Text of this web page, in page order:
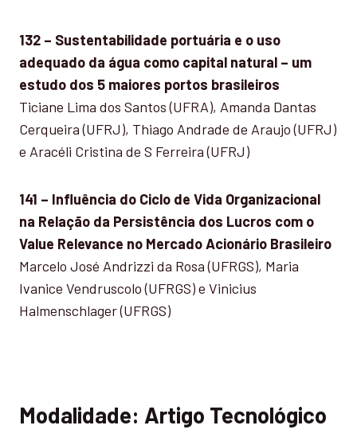
132 – Sustentabilidade portuária e o uso
adequado da água como capital natural – um
estudo dos 5 maiores portos brasileiros
Ticiane Lima dos Santos (UFRA), Amanda Dantas
Cerqueira (UFRJ), Thiago Andrade de Araujo (UFRJ)
e Aracéli Cristina de S Ferreira (UFRJ)
141 – Influência do Ciclo de Vida Organizacional
na Relação da Persistência dos Lucros com o
Value Relevance no Mercado Acionário Brasileiro
Marcelo José Andrizzi da Rosa (UFRGS), Maria
Ivanice Vendruscolo (UFRGS) e Vinicius
Halmenschlager (UFRGS)
Modalidade: Artigo Tecnológico